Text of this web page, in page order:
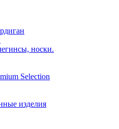
носки.
Selection
изделия